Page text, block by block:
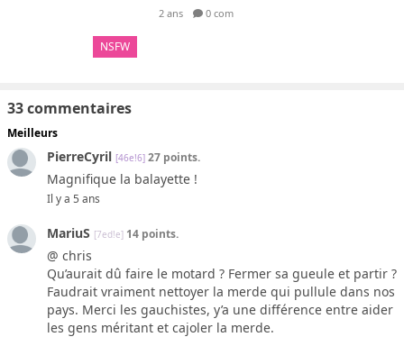
NSFW
2 ans 0 com
33 commentaires
Meilleurs
PierreCyril [46e!6] 27 points.
Magnifique la balayette !
Il y a 5 ans
MariuS [7ed!e] 14 points.
@ chris
Qu’aurait dû faire le motard ? Fermer sa gueule et partir ?
Faudrait vraiment nettoyer la merde qui pullule dans nos
pays. Merci les gauchistes, y’a une différence entre aider
les gens méritant et cajoler la merde.